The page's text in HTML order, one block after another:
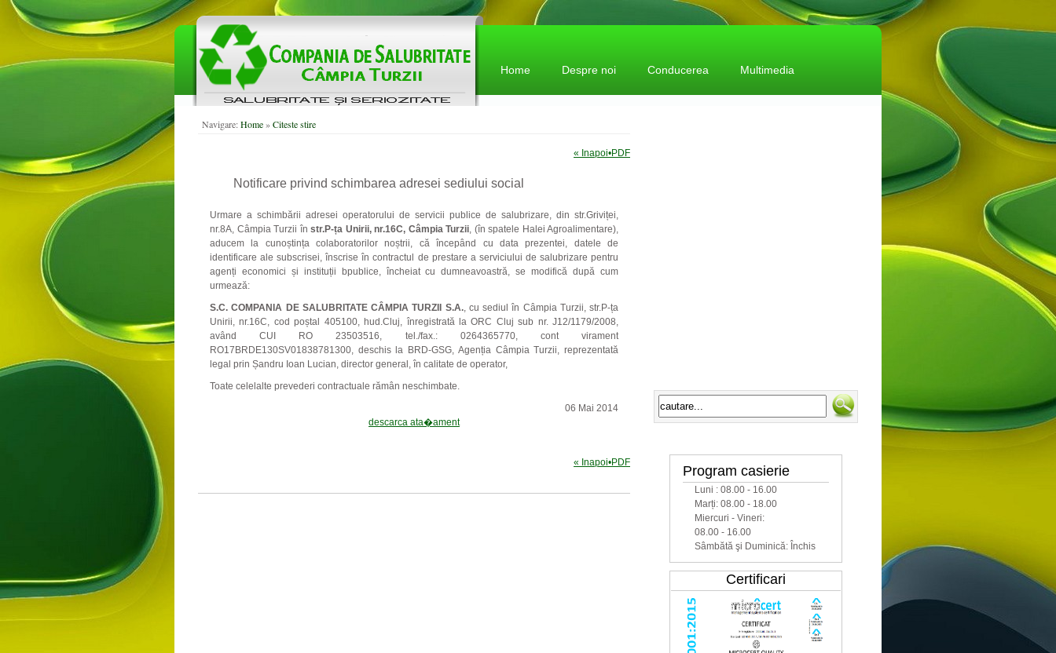
Home Despre noi Conducerea Multimedia
Navigare:Home»Citeste stire
« Inapoi•PDF
Notificare privind schimbarea adresei sediului social
Urmare a schimbării adresei operatorului de servicii publice de salubrizare, din str.Griviței,
nr.8A, Câmpia Turzii în str.P-ța Unirii, nr.16C, Câmpia Turzii, (în spatele Halei Agroalimentare),
aducem la cunoștința colaboratorilor noștrii, că începând cu data prezentei, datele de
identificare ale subscrisei, înscrise în contractul de prestare a serviciului de salubrizare pentru
agenți economici și instituții bpublice, încheiat cu dumneavoastră, se modifică după cum
urmează:
S.C. COMPANIA DE SALUBRITATE CÂMPIA TURZII S.A., cu sediul în Câmpia Turzii, str.P-ța
Unirii, nr.16C, cod poștal 405100, hud.Cluj, înregistrată la ORC Cluj sub nr. J12/1179/2008,
având CUI RO 23503516, tel./fax.: 0264365770, cont virament
RO17BRDE130SV01838781300, deschis la BRD-GSG, Agenția Câmpia Turzii, reprezentată
legal prin Șandru Ioan Lucian, director general, în calitate de operator,
Toate celelalte prevederi contractuale rămân neschimbate.
06 Mai 2014
descarca ata�ament
« Inapoi•PDF
Program casierie
Luni : 08.00 - 16.00
Marți: 08.00 - 18.00
Miercuri - Vineri:
08.00 - 16.00
Sâmbătă şi Duminică: Închis
Certificari